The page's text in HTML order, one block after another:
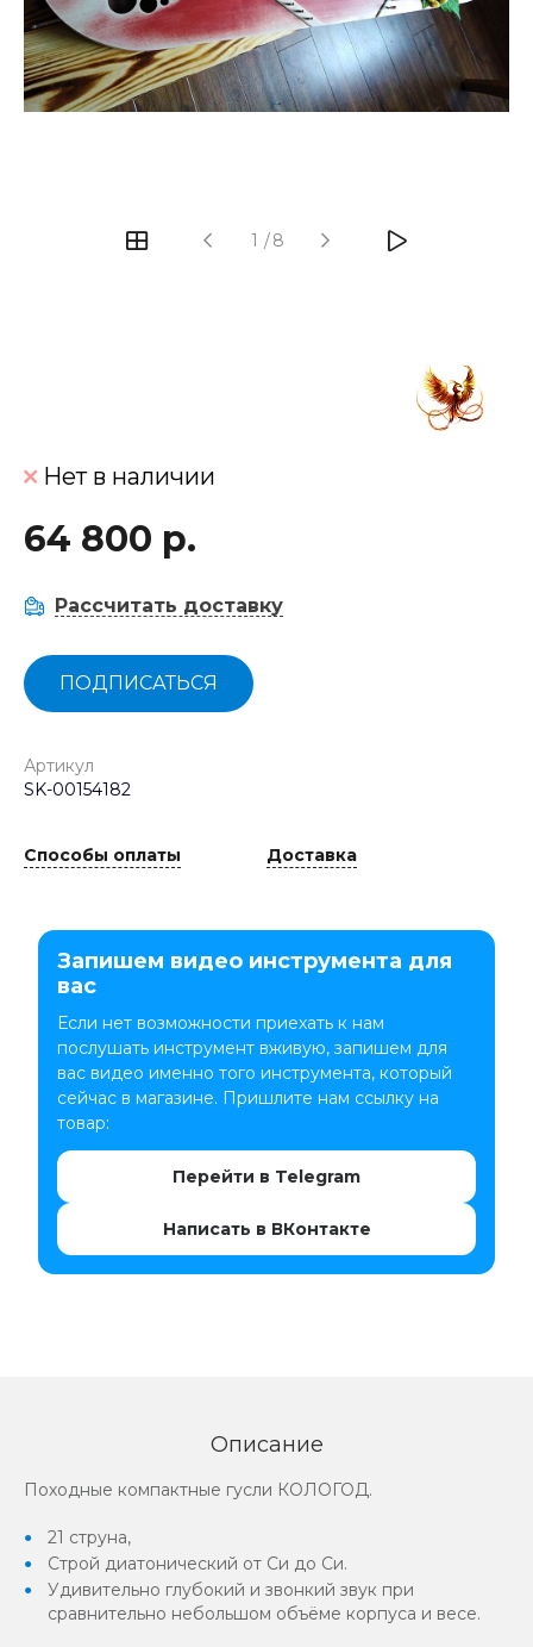
1 /8
Нет в наличии
64 800 р.
Рассчитать доставку
ПОДПИСАТЬСЯ
Артикул
SK-00154182
Способы оплаты Доставка
Запишем видео инструмента для
вас
Если нет возможности приехать к нам
послушать инструмент вживую, запишем для
вас видео именно того инструмента, который
сейчас в магазине. Пришлите нам ссылку на
товар:
Перейти в Telegram
Написать в ВКонтакте
Описание
Походные компактные гусли КОЛОГОД.
21 струна,
Строй диатонический от Си до Си.
Удивительно глубокий и звонкий звук при
сравнительно небольшом объёме корпуса и весе.